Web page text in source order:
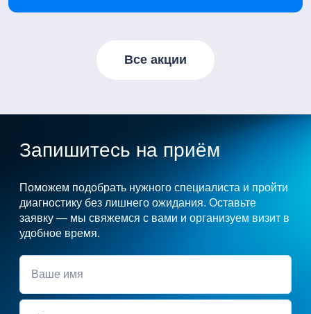
Все акции
Запишитесь на приём
Поможем подобрать нужного специалиста и пройти
диагностику без лишнего ожидания. Оставьте
заявку — мы свяжемся с вами и организуем визит в
удобное время.